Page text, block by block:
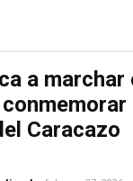
a marchar
Caracazo